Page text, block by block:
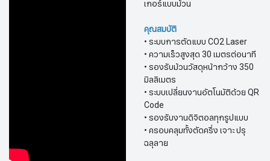
เกอร์แบบม้วน
คุณสมบัติ
• ระบบการตัดแบบ CO2 Laser
• ความเร็วสูงสุด 30 เมตรต่อนาที
• รองรับม้วนวัสดุหน้ากว้าง 350
มิลลิเมตร
• ระบบเปลี่ยนงานอัตโนมัติด้วย QR
Code
• รองรับงานดิจิตอลทุกรูปแบบ
• ครอบคลุมทั้งตัดครึ่ง เจาะ ปรุ
ฉลุลาย ​​​​​​​